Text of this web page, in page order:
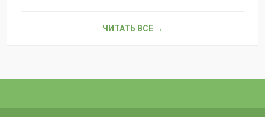
ЧИТАТЬ ВСЕ →